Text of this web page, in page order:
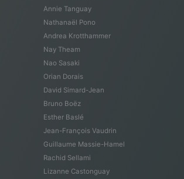
Annie Tanguay
Nathanaël Pono
Andrea Krotthammer
Nay Theam
Nao Sasaki
Orian Dorais
David Simard-Jean
Bruno Boëz
Esther Baslé
Jean-François Vaudrin
Guillaume Massie-Hamel
Rachid Sellami
Lizanne Castonguay